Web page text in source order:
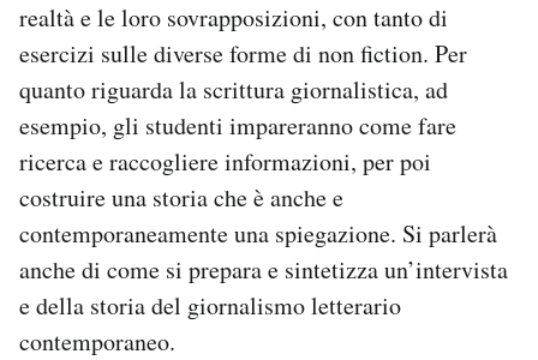
realtà e le loro sovrapposizioni, con tanto di
esercizi sulle diverse forme di non fiction. Per
quanto riguarda la scrittura giornalistica, ad
esempio, gli studenti impareranno come fare
ricerca e raccogliere informazioni, per poi
costruire una storia che è anche e
contemporaneamente una spiegazione. Si parlerà
anche di come si prepara e sintetizza un’intervista
e della storia del giornalismo letterario
contemporaneo.